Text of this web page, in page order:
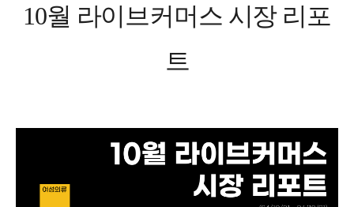
10월 라이브커머스 시장 리포
트